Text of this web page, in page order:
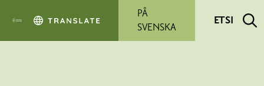
PÅ
SVENSKA
ETSI